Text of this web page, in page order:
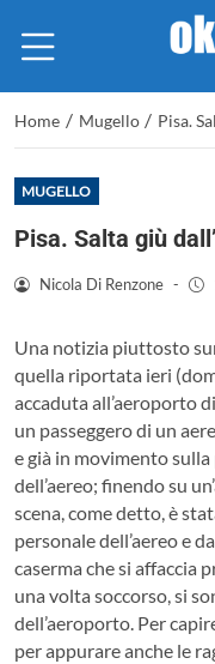
Home / Mugello / Pisa.
MUGELLO
Pisa. Salta giù
Nicola Di Renzone -
Una notizia piuttosto
quella riportata ieri
accaduta all’aeroporto
un passeggero di un
e già in movimento
dell’aereo; finendo su
scena, come detto, è
personale dell’aereo e
caserma che si affaccia
una volta soccorso, si
dell’aeroporto. Per
per appurare anche le